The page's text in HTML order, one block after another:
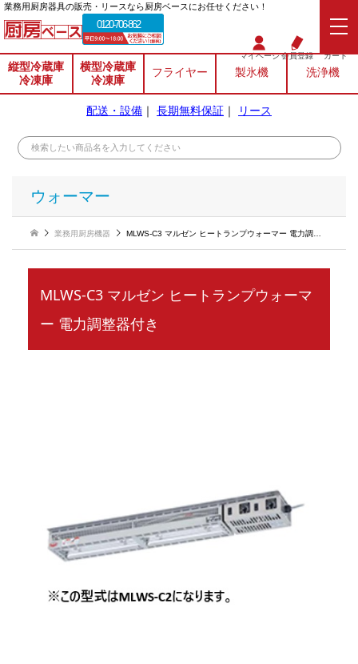
業務⽤厨房器具の販売・リースなら厨房ベースにお任せください！
0120-706-862
マイページ会員登録 カート
縦型冷蔵庫
冷凍庫
横型冷蔵庫
冷凍庫
フライヤー 製氷機 洗浄機
配送・設備 ｜ 長期無料保証 ｜ リース
ウォーマー
業務用厨房機器 MLWS-C3 マルゼン ヒートランプウォーマー 電力調整器付き
MLWS-C3 マルゼン ヒートランプウォーマ
ー 電力調整器付き